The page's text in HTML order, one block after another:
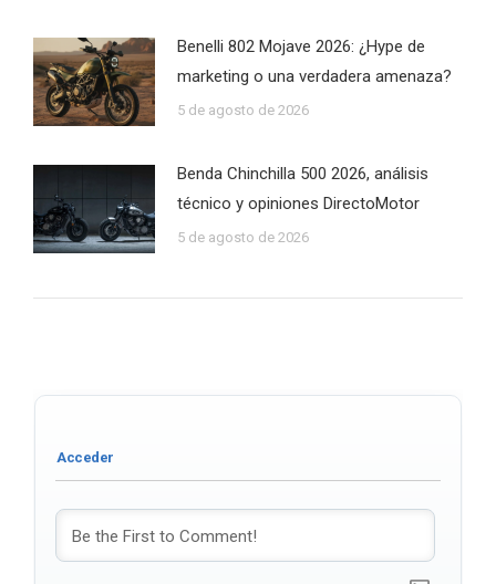
Benelli 802 Mojave 2026: ¿Hype de
marketing o una verdadera amenaza?
5 de agosto de 2026
Benda Chinchilla 500 2026, análisis
técnico y opiniones DirectoMotor
5 de agosto de 2026